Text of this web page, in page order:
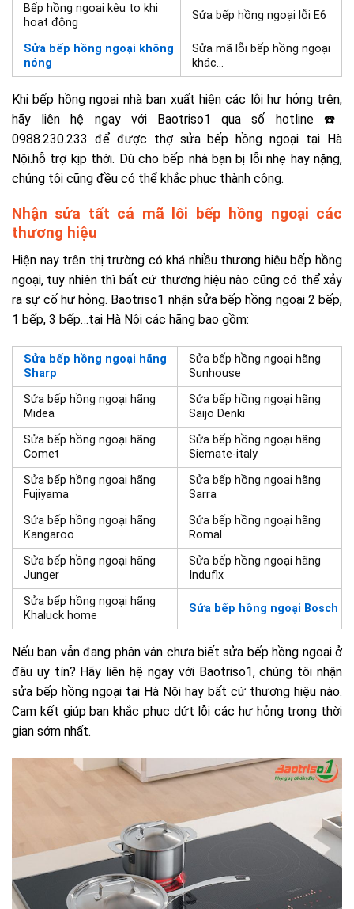
Bếp hồng ngoại kêu to khi
hoạt động
Sửa bếp hồng ngoại lỗi E6
Sửa bếp hồng ngoại không
nóng
Sửa mã lỗi bếp hồng ngoại
khác…
Khi bếp hồng ngoại nhà bạn xuất hiện các lỗi hư hỏng trên,
hãy liên hệ ngay với Baotriso1 qua số hotline ☎️
0988.230.233 để được thợ sửa bếp hồng ngoại tại Hà
Nội.hỗ trợ kịp thời. Dù cho bếp nhà bạn bị lỗi nhẹ hay nặng,
chúng tôi cũng đều có thể khắc phục thành công.
Nhận sửa tất cả mã lỗi bếp hồng ngoại các
thương hiệu
Hiện nay trên thị trường có khá nhiều thương hiệu bếp hồng
ngoại, tuy nhiên thì bất cứ thương hiệu nào cũng có thể xảy
ra sự cố hư hỏng. Baotriso1 nhận sửa bếp hồng ngoại 2 bếp,
1 bếp, 3 bếp…tại Hà Nội các hãng bao gồm:
Sửa bếp hồng ngoại hãng
Sharp
Sửa bếp hồng ngoại hãng
Sunhouse
Sửa bếp hồng ngoại hãng
Midea
Sửa bếp hồng ngoại hãng
Saijo Denki
Sửa bếp hồng ngoại hãng
Comet
Sửa bếp hồng ngoại hãng
Siemate-italy
Sửa bếp hồng ngoại hãng
Fujiyama
Sửa bếp hồng ngoại hãng
Sarra
Sửa bếp hồng ngoại hãng
Kangaroo
Sửa bếp hồng ngoại hãng
Romal
Sửa bếp hồng ngoại hãng
Junger
Sửa bếp hồng ngoại hãng
Indufix
Sửa bếp hồng ngoại hãng
Khaluck home
Sửa bếp hồng ngoại Bosch
Nếu bạn vẫn đang phân vân chưa biết sửa bếp hồng ngoại ở
đâu uy tín? Hãy liên hệ ngay với Baotriso1, chúng tôi nhận
sửa bếp hồng ngoại tại Hà Nội hay bất cứ thương hiệu nào.
Cam kết giúp bạn khắc phục dứt lỗi các hư hỏng trong thời
gian sớm nhất.